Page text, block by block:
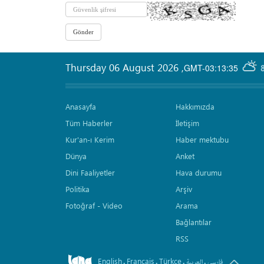
GMT-03:13:35
Thursday 06 August 2026 ,
Anasayfa
Tüm Haberler
Kur'an-ı Kerim
Dünya
Dini Faaliyetler
Politika
Fotoğraf - Video
Hakkımızda
İletişim
Haber mektubu
Anket
Hava durumu
Arşiv
Arama
Bağlantılar
RSS
English. Français.Türkçe. .